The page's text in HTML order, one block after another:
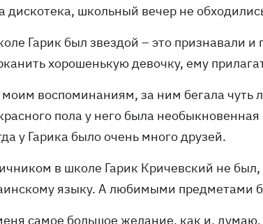
дискотека, школьный вечер не
Гарик был звездой – это признавали
хорошенькую девочку, ему
воспоминаниям, за ним бегала чуть
пола у него была
у Гарика было очень много друзей.
в школе Гарик Кричевский не
языку. А любимыми предметами
самое большое желание, как и,